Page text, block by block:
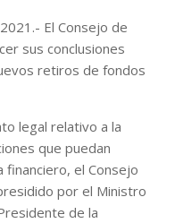
El Consejo de
sus conclusiones
retiros de fondos
legal relativo a la
que puedan
el Consejo
por el Ministro
de la